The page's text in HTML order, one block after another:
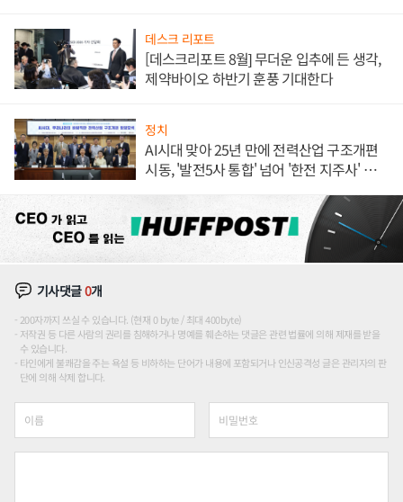
데스크 리포트
[데스크리포트 8월] 무더운 입추에 든 생각,
제약바이오 하반기 훈풍 기대한다
정치
AI시대 맞아 25년 만에 전력산업 구조개편
시동, '발전5사 통합' 넘어 '한전 지주사' 재편
기사댓글0개
200자까지 쓰실 수 있습니다. (현재 0 byte / 최대 400byte)
저작권 등 다른 사람의 권리를 침해하거나 명예를 훼손하는 댓글은 관련 법률에 의해 제재를 받을
수 있습니다.
타인에게 불쾌감을 주는 욕설 등 비하하는 단어가 내용에 포함되거나 인신공격성 글은 관리자의 판
단에 의해 삭제 합니다.